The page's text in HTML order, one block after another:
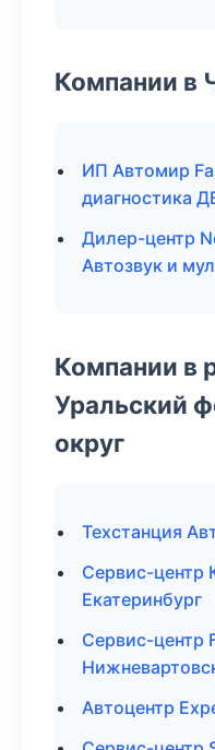
Компании в
ИП Автомир
диагностика
Дилер-центр
Автозвук и
Компании в
Уральский
округ
Техстанция
Сервис-центр
Екатеринбург
Сервис-центр
Автоцентр